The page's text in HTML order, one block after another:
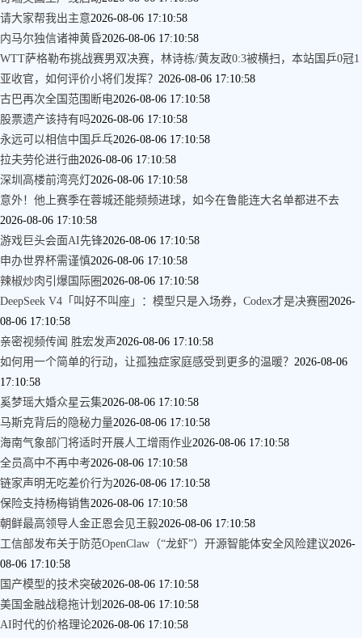
请大家帮我出主意2026-08-06 17:10:58
内马尔独信诸神黄昏2026-08-06 17:10:58
WTT萨格勒布挑战赛男双决赛，林诗栋/黄友政0:3被横扫，本站国乒0冠1
亚收官，如何评价小将们发挥？ 2026-08-06 17:10:58
古巴再次全国范围断电2026-08-06 17:10:58
股票遗产该持有吗2026-08-06 17:10:58
永远可以相信中国乒乓2026-08-06 17:10:58
拉夫劳伦进行曲2026-08-06 17:10:58
深圳高楼前湾亮灯 2026-08-06 17:10:58
意外！他上赛季在蓉城还能频频进球，如今在鲁能连大名单都进不去
2026-08-06 17:10:58
游戏巨头会面AI先锋2026-08-06 17:10:58
申办世界杯需谨慎2026-08-06 17:10:58
辣椒炒肉引爆国际圈2026-08-06 17:10:58
DeepSeek V4「叫好不叫座」：模型只是入场券，Codex才是决赛圈2026-
08-06 17:10:58
亲密视频传闻 胜宏发声2026-08-06 17:10:58
如何用一个简单的行动，让孤独症家庭感受到更多的温暖？ 2026-08-06
17:10:58
奚梦瑶大婚众星云集2026-08-06 17:10:58
马斯克背后的隐秘力量2026-08-06 17:10:58
海南气象部门将适时开展人工增雨作业2026-08-06 17:10:58
全员高中不再中考2026-08-06 17:10:58
链家声明无吃差价行为2026-08-06 17:10:58
保险支持杨梅销售2026-08-06 17:10:58
朝鲜最高领导人金正恩会见王毅2026-08-06 17:10:58
工信部发布关于防范OpenClaw（“龙虾”）开源智能体安全风险建议2026-
08-06 17:10:58
国产模型的技术突破2026-08-06 17:10:58
美国金融战稳拖计划 2026-08-06 17:10:58
AI时代的价格理论2026-08-06 17:10:58